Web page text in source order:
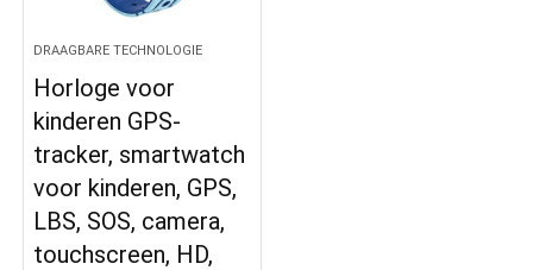
DRAAGBARE TECHNOLOGIE
Horloge voor
kinderen GPS-
tracker, smartwatch
voor kinderen, GPS,
LBS, SOS, camera,
touchscreen, HD,